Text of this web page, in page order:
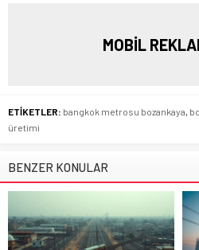
MOBİL
ETİKETLER: bangkok metrosu bozankaya
üretimi
BENZER KONULAR